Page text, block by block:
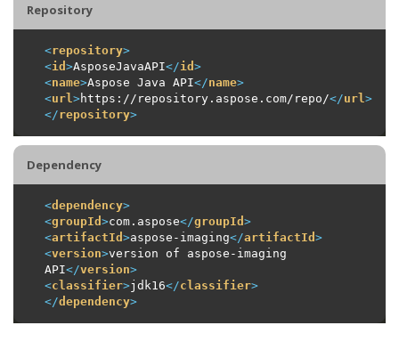
Repository
<repository>
<id >AsposeJavaAPI</id >
<name>Aspose Java API</name>
<url >https://repository.aspose.com/repo/</url >
</repository>
Dependency
<dependency>
<groupId >com.aspose</groupId >
<artifactId >aspose-imaging</artifactId >
<version>version of aspose-imaging
API</version>
<classifier>jdk16</classifier>
</dependency>